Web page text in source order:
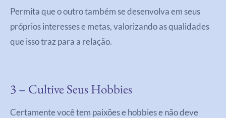
Permita que o outro também se desenvolva em seus
próprios interesses e metas, valorizando as qualidades
que isso traz para a relação.
3 – Cultive Seus Hobbies
Certamente você tem paixões e hobbies e não deve